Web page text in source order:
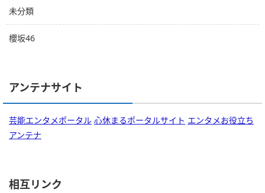
未分類
櫻坂46
アンテナサイト
芸能エンタメポータル 心休まるポータルサイト エンタメお役立ち
アンテナ
相互リンク